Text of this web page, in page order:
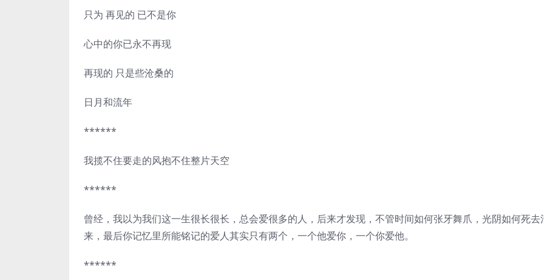
只为 再见的 已不是你
心中的你已永不再现
再现的 只是些沧桑的
日月和流年
******
我揽不住要走的风抱不住整片天空
******
曾经，我以为我们这一生很长很长，总会爱很多的人，后来才发现，不管时间如何张牙舞爪，光阴如何死去
来，最后你记忆里所能铭记的爱人其实只有两个，一个他爱你，一个你爱他。
******